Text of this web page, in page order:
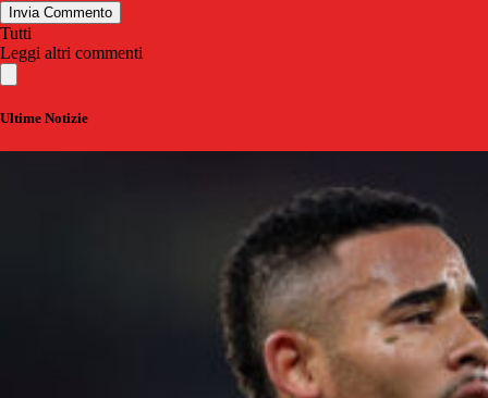
Invia Commento
Tutti
Leggi altri commenti
Ultime Notizie